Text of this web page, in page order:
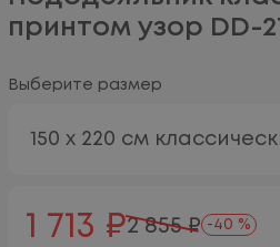
принтом узор DD-
Выберите размер
150 х 220 см
1 713 ₽2 855 ₽ -40 %